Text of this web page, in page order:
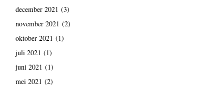
december 2021 (3)
november 2021 (2)
oktober 2021 (1)
juli 2021 (1)
juni 2021 (1)
mei 2021 (2)